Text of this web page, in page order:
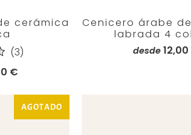
cerámica
(3)3
€
Cenicero árabe
labrada 4
desde
AGOTADO